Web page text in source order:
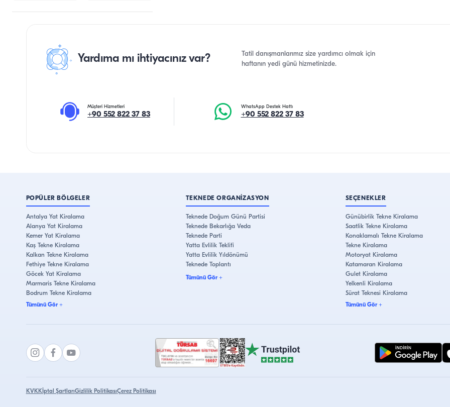
Yardıma mı ihtiyacınız var?
Tatil danışmanlarımız size yardımcı olmak için
haftanın yedi günü hizmetinizde.
Müşteri Hizmetleri
+90 552 822 37 83
WhatsApp Destek Hattı
+90 552 822 37 83
POPÜLER BÖLGELER
Antalya Yat Kiralama
Alanya Yat Kiralama
Kemer Yat Kiralama
Kaş Tekne Kiralama
Kalkan Tekne Kiralama
Fethiye Tekne Kiralama
Göcek Yat Kiralama
Marmaris Tekne Kiralama
Bodrum Tekne Kiralama
Çeşme Yat Kiralama
Tümünü Gör+
TEKNEDE ORGANİZASYON
Teknede Doğum Günü Partisi
Teknede Bekarlığa Veda
Teknede Parti
Yatta Evlilik Teklifi
Yatta Evlilik Yıldönümü
Teknede Toplantı
Tümünü Gör+
SEÇENEKLER
Günübirlik Tekne Kiralama
Saatlik Tekne Kiralama
Konaklamalı Tekne Kiralama
Tekne Kiralama
Motoryat Kiralama
Katamaran Kiralama
Gulet Kiralama
Yelkenli Kiralama
Sürat Teknesi Kiralama
Tümünü Gör+
KVKKİptal ŞartlarıGizlilik PolitikasıÇerez Politikası